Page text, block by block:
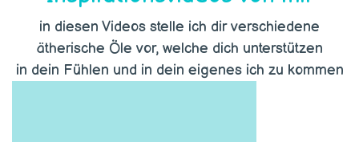
in diesen Videos stelle ich dir verschiedene
ätherische Öle vor, welche dich unterstützen
in dein Fühlen und in dein eigenes ich zu kommen